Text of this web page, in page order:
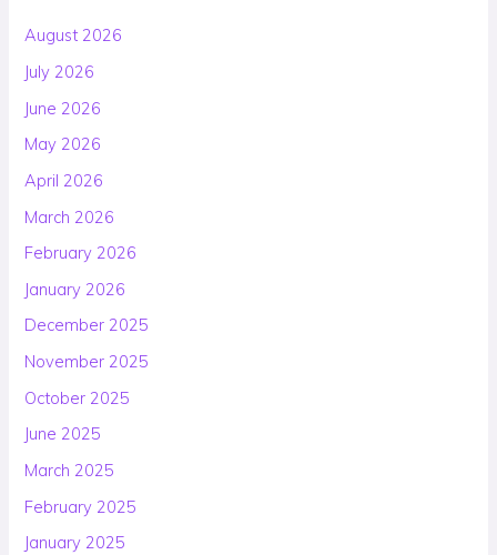
August 2026
July 2026
June 2026
May 2026
April 2026
March 2026
February 2026
January 2026
December 2025
November 2025
October 2025
June 2025
March 2025
February 2025
January 2025